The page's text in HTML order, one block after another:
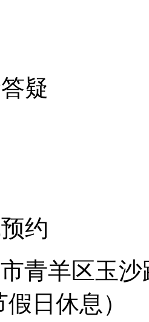
疑
约
青羊区玉
日休息）